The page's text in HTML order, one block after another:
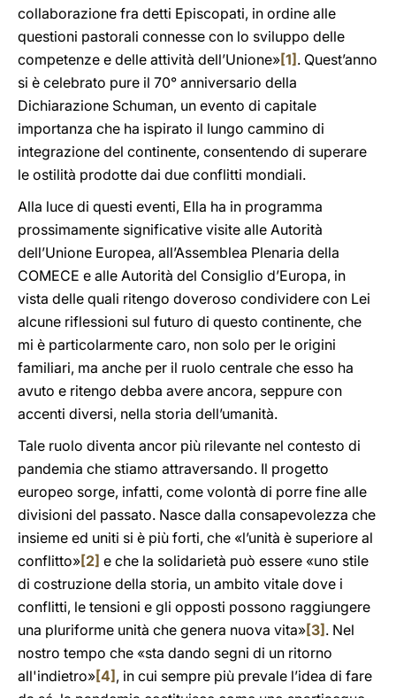
collaborazione fra detti Episcopati, in ordine alle
questioni pastorali connesse con lo sviluppo delle
competenze e delle attività dell’Unione»[1] . Quest’anno
si è celebrato pure il 70° anniversario della
Dichiarazione Schuman, un evento di capitale
importanza che ha ispirato il lungo cammino di
integrazione del continente, consentendo di superare
le ostilità prodotte dai due conflitti mondiali.
Alla luce di questi eventi, Ella ha in programma
prossimamente significative visite alle Autorità
dell’Unione Europea, all’Assemblea Plenaria della
COMECE e alle Autorità del Consiglio d’Europa, in
vista delle quali ritengo doveroso condividere con Lei
alcune riflessioni sul futuro di questo continente, che
mi è particolarmente caro, non solo per le origini
familiari, ma anche per il ruolo centrale che esso ha
avuto e ritengo debba avere ancora, seppure con
accenti diversi, nella storia dell’umanità.
Tale ruolo diventa ancor più rilevante nel contesto di
pandemia che stiamo attraversando. Il progetto
europeo sorge, infatti, come volontà di porre fine alle
divisioni del passato. Nasce dalla consapevolezza che
insieme ed uniti si è più forti, che «l’unità è superiore al
conflitto»[2] e che la solidarietà può essere «uno stile
di costruzione della storia, un ambito vitale dove i
conflitti, le tensioni e gli opposti possono raggiungere
una pluriforme unità che genera nuova vita»[3] . Nel
nostro tempo che «sta dando segni di un ritorno
all'indietro»[4] , in cui sempre più prevale l’idea di fare